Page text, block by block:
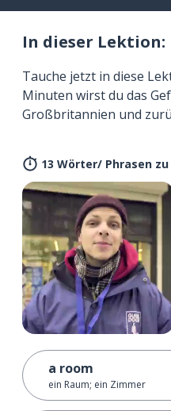
In dieser Lektion:
Tauche jetzt in diese
Minuten wirst du das
Großbritannien und
13 Wörter/ Phrasen
a room
ein Raum; ein Zimmer